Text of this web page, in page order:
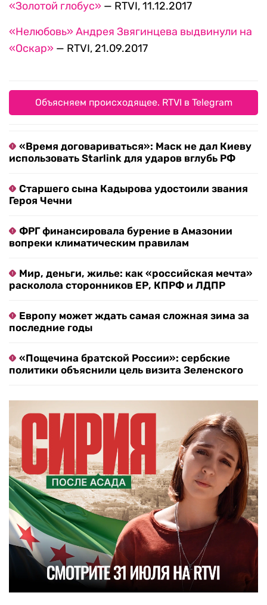
«Золотой глобус» — RTVI, 11.12.2017
«Нелюбовь» Андрея Звягинцева выдвинули на
«Оскар» — RTVI, 21.09.2017
Объясняем происходящее. RTVI в Telegram
«Время договариваться»: Маск не дал Киеву
использовать Starlink для ударов вглубь РФ
Старшего сына Кадырова удостоили звания
Героя Чечни
ФРГ финансировала бурение в Амазонии
вопреки климатическим правилам
Мир, деньги, жилье: как «российская мечта»
расколола сторонников ЕР, КПРФ и ЛДПР
Европу может ждать самая сложная зима за
последние годы
«Пощечина братской России»: сербские
политики объяснили цель визита Зеленского